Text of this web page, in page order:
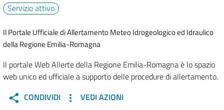
Servizio attivo
Il Portale Ufficiale di Allertamento Meteo Idrogeologico ed Idraulico
della Regione Emilia-Romagna
Il portale Web Allerte della Regione Emilia-Romagna è lo spazio
web unico ed ufficiale a supporto delle procedure di allertamento.
CONDIVIDI
VEDI AZIONI